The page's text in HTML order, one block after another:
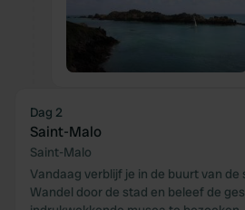
Dag 2
Saint-Malo
Saint-Malo
Vandaag verblijf je in de buurt van de
Wandel door de stad en beleef de